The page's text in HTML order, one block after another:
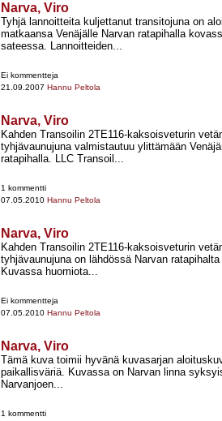
Narva, Viro
Tyhjä lannoitteita kuljettanut transitojuna on
matkaansa Venäjälle Narvan ratapihalla
sateessa. Lannoitteiden...
Ei kommentteja
21.09.2007 Hannu Peltola
Narva, Viro
Kahden Transoilin 2TE116-​kaksoisveturin
tyhjävaunujuna valmistautuu ylittämään
ratapihalla. LLC Transoil...
1 kommentti
07.05.2010 Hannu Peltola
Narva, Viro
Kahden Transoilin 2TE116-​kaksoisveturin
tyhjävaunujuna on lähdössä Narvan
Kuvassa huomiota...
Ei kommentteja
07.05.2010 Hannu Peltola
Narva, Viro
Tämä kuva toimii hyvänä kuvasarjan
paikallisväriä. Kuvassa on Narvan linna
Narvanjoen...
1 kommentti